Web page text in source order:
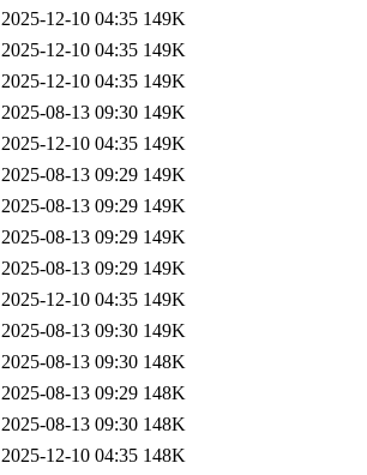
2025-12-10 04:35 149K
2025-12-10 04:35 149K
2025-12-10 04:35 149K
2025-08-13 09:30 149K
2025-12-10 04:35 149K
2025-08-13 09:29 149K
2025-08-13 09:29 149K
2025-08-13 09:29 149K
2025-08-13 09:29 149K
2025-12-10 04:35 149K
2025-08-13 09:30 149K
2025-08-13 09:30 148K
2025-08-13 09:29 148K
2025-08-13 09:30 148K
2025-12-10 04:35 148K